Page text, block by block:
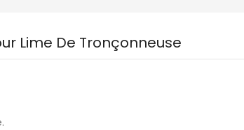
Lime De Tronçonneuse